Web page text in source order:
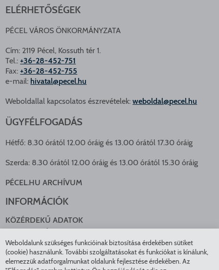
ELÉRHETŐSÉGEK
PÉCEL VÁROS ÖNKORMÁNYZATA
Cím: 2119 Pécel, Kossuth tér 1.
Tel.:+36-28-452-751
Fax:+36-28-452-755
e-mail: hivatal@pecel.hu
Weboldallal kapcsolatos észrevételek:weboldal@pecel.hu
ÜGYFÉLFOGADÁS
Hétfő: 8.30 órától 12.00 óráig és 13.00 órától 17.30 óráig
Szerda: 8.30 órától 12.00 óráig és 13.00 órától 15.30 óráig
PÉCEL.HU ARCHÍVUM
INFORMÁCIÓK
KÖZÉRDEKŰ ADATOK
KÖZLEKEDÉS
ADATKEZELÉS
Weboldalunk szükséges funkcióinak biztosítása érdekében sütiket
(cookie) használunk. További szolgáltatásokat és funkciókat is kínálunk,
elemezzük adatforgalmunkat oldalunk fejlesztése érdekében. Az